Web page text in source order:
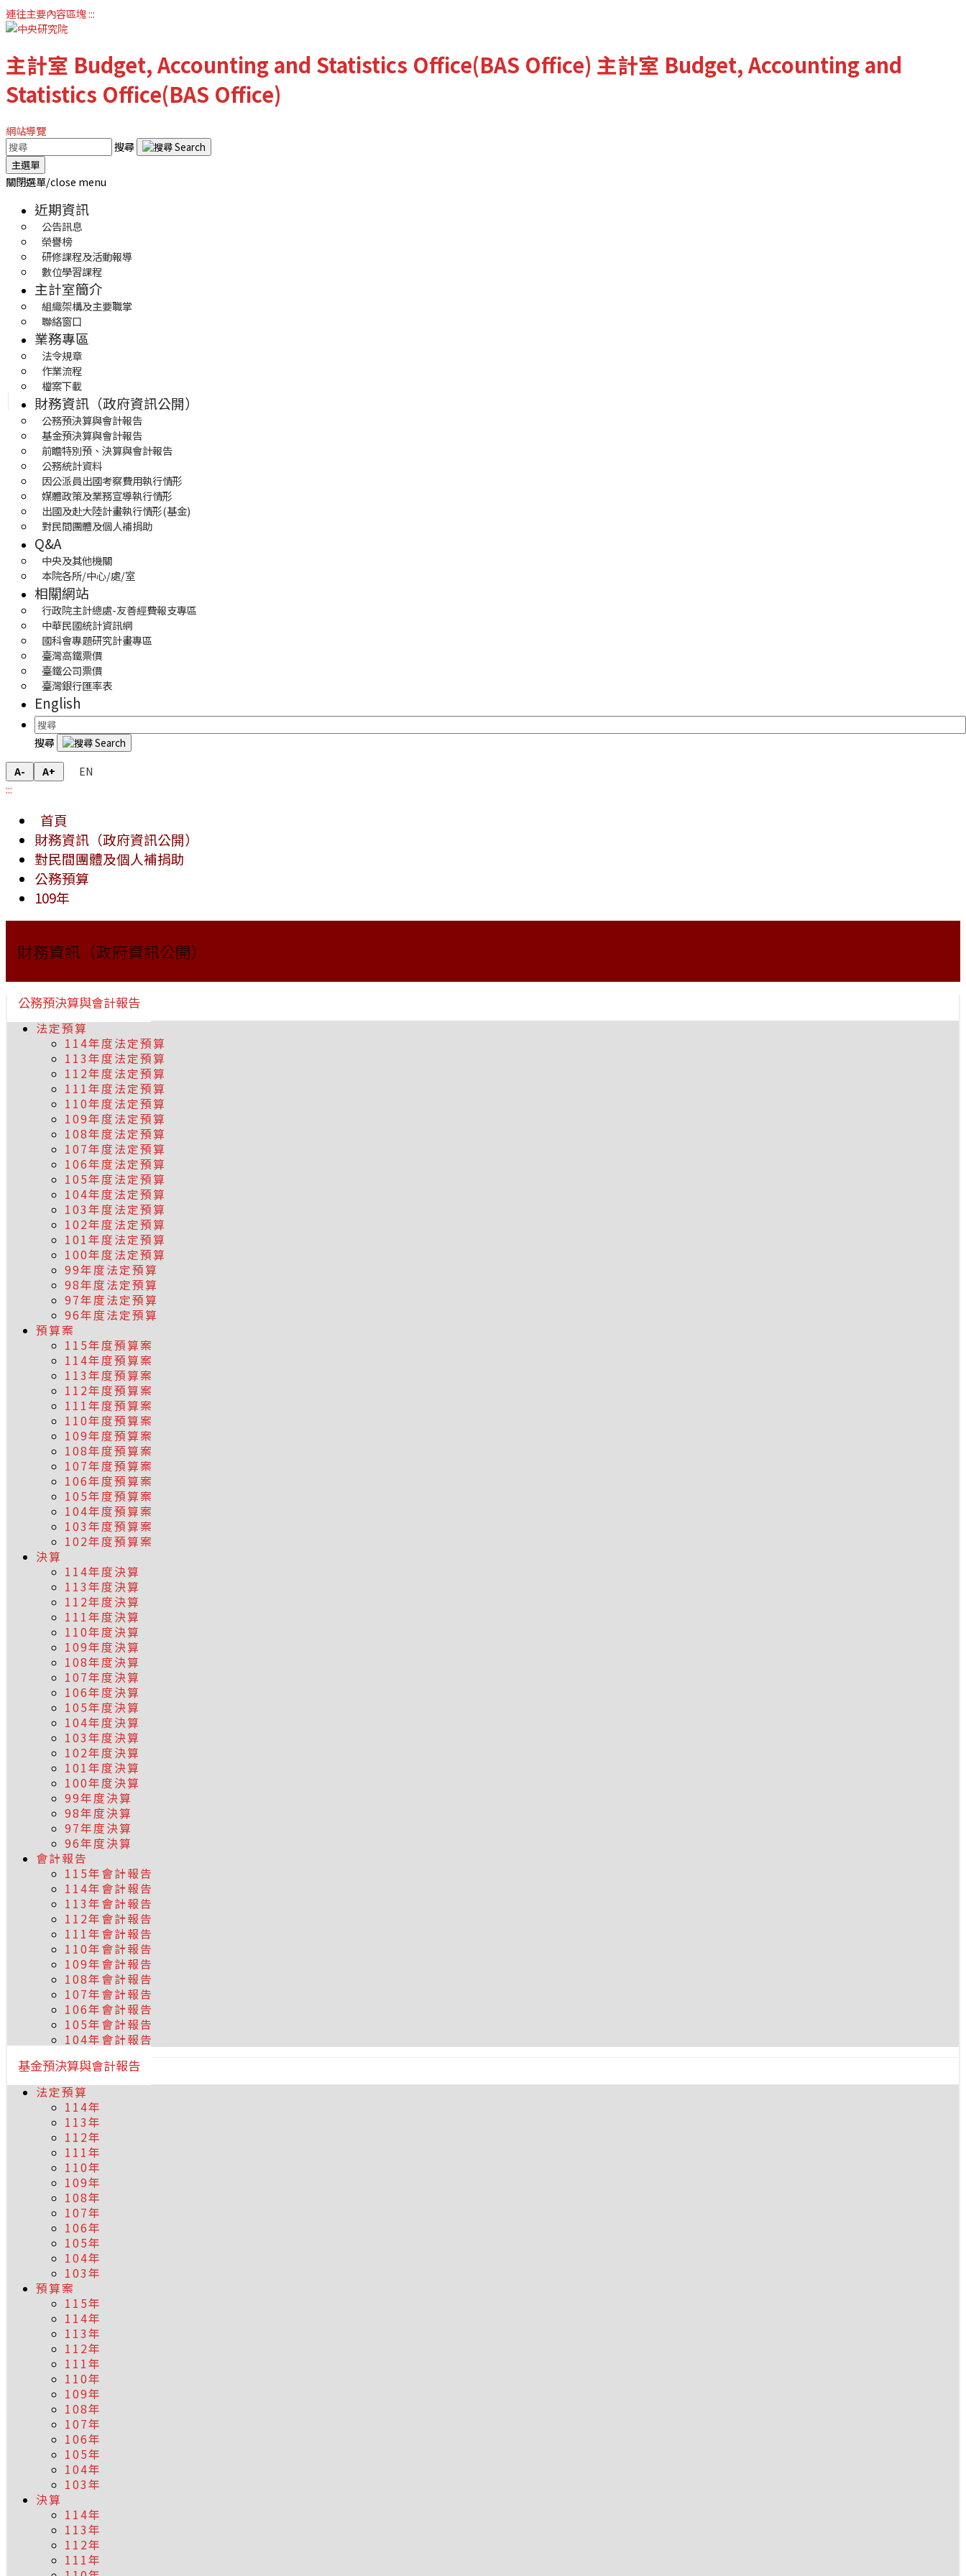
連往主要內容區塊:::
主計室 Budget, Accounting and Statistics Office(BAS Office) 主計室 Budget, Accounting and
Statistics Office(BAS Office)
網站導覽
搜尋
主選單
關閉選單/close menu
近期資訊
公告訊息
榮譽榜
研修課程及活動報導
數位學習課程
主計室簡介
組織架構及主要職掌
聯絡窗口
業務專區
法令規章
作業流程
檔案下載
財務資訊（政府資訊公開）
公務預決算與會計報告
基金預決算與會計報告
前瞻特別預、決算與會計報告
公務統計資料
因公派員出國考察費用執行情形
媒體政策及業務宣導執行情形
出國及赴大陸計畫執行情形(基金)
對民間團體及個人補捐助
Q&A
中央及其他機關
本院各所/中心/處/室
相關網站
行政院主計總處-友善經費報支專區
中華民國統計資訊網
國科會專題研究計畫專區
臺灣高鐵票價
臺鐵公司票價
臺灣銀行匯率表
English
搜尋
A- A+
EN
:::
首頁
財務資訊（政府資訊公開）
對民間團體及個人補捐助
公務預算
109年
財務資訊（政府資訊公開）
公務預決算與會計報告
法定預算
114年度法定預算
113年度法定預算
112年度法定預算
111年度法定預算
110年度法定預算
109年度法定預算
108年度法定預算
107年度法定預算
106年度法定預算
105年度法定預算
104年度法定預算
103年度法定預算
102年度法定預算
101年度法定預算
100年度法定預算
99年度法定預算
98年度法定預算
97年度法定預算
96年度法定預算
預算案
115年度預算案
114年度預算案
113年度預算案
112年度預算案
111年度預算案
110年度預算案
109年度預算案
108年度預算案
107年度預算案
106年度預算案
105年度預算案
104年度預算案
103年度預算案
102年度預算案
決算
114年度決算
113年度決算
112年度決算
111年度決算
110年度決算
109年度決算
108年度決算
107年度決算
106年度決算
105年度決算
104年度決算
103年度決算
102年度決算
101年度決算
100年度決算
99年度決算
98年度決算
97年度決算
96年度決算
會計報告
115年會計報告
114年會計報告
113年會計報告
112年會計報告
111年會計報告
110年會計報告
109年會計報告
108年會計報告
107年會計報告
106年會計報告
105年會計報告
104年會計報告
基金預決算與會計報告
法定預算
114年
113年
112年
111年
110年
109年
108年
107年
106年
105年
104年
103年
預算案
115年
114年
113年
112年
111年
110年
109年
108年
107年
106年
105年
104年
103年
決算
114年
113年
112年
111年